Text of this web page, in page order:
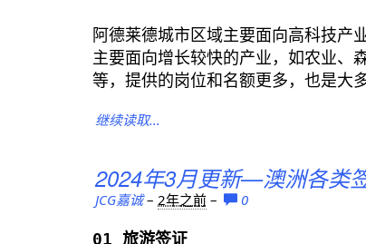
阿德莱德城市区域主要面向高科技产
主要面向增长较快的产业，如农业、
等，提供的岗位和名额更多，也是大
继续读取...
2024年3月更新—澳洲各类
JCG嘉诚– 2年之前 – 0
01 旅游签证